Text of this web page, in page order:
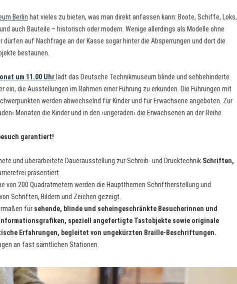
Berlin hat vieles zu bieten, was man direkt anfassen kann: Boote, Schiffe, Loks,
auch Bauteile – historisch oder modern. Wenige allerdings als Modelle ohne
dürfen auf Nachfrage an der Kasse sogar hinter die Absperrungen und dort die
bestaunen.
um 11.00 Uhr lädt das Deutsche Technikmuseum blinde und sehbehinderte
ein, die Ausstellungen im Rahmen einer Führung zu erkunden. Die Führungen mit
werden abwechselnd für Kinder und für Erwachsene angeboten. Zur
Monaten die Kinder und in den ›ungeraden‹ die Erwachsenen an der Reihe.
garantiert!
und überarbeitete Dauerausstellung zur Schreib- und Drucktechnik Schriften,
präsentiert.
von 200 Quadratmetern werden die Hauptthemen Schriftherstellung und
Schriften, Bildern und Zeichen gezeigt.
für sehende, blinde und seheingeschränkte Besucherinnen und
speziell angefertigte Tastobjekte sowie originale
Erfahrungen, begleitet von ungekürzten Braille-Beschriftungen.
an fast sämtlichen Stationen.